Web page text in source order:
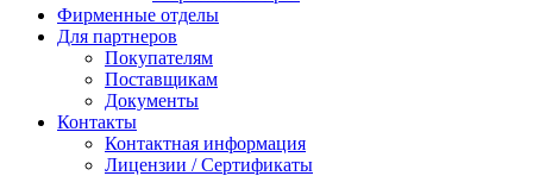
Фирменные отделы
Для партнеров
Покупателям
Поставщикам
Документы
Контакты
Контактная информация
Лицензии / Сертификаты